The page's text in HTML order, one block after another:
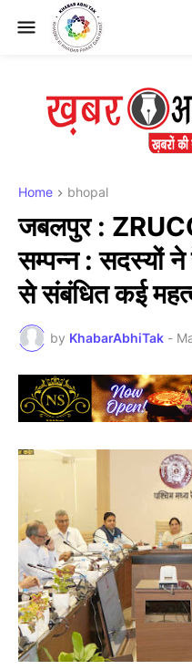
Home bhopal
जबलपुर :
सम्पन्न : सदस्यों
से संबंधित कई
by KhabarAbhiTak -